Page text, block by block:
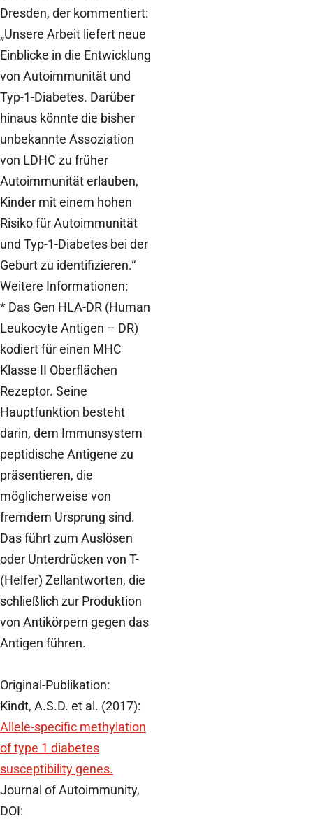
Dresden, der kommentiert:
„Unsere Arbeit liefert neue
Einblicke in die Entwicklung
von Autoimmunität und
Typ-1-Diabetes. Darüber
hinaus könnte die bisher
unbekannte Assoziation
von LDHC zu früher
Autoimmunität erlauben,
Kinder mit einem hohen
Risiko für Autoimmunität
und Typ-1-Diabetes bei der
Geburt zu identifizieren.“
Weitere Informationen:
* Das Gen HLA-DR (Human
Leukocyte Antigen – DR)
kodiert für einen MHC
Klasse II Oberflächen
Rezeptor. Seine
Hauptfunktion besteht
darin, dem Immunsystem
peptidische Antigene zu
präsentieren, die
möglicherweise von
fremdem Ursprung sind.
Das führt zum Auslösen
oder Unterdrücken von T-
(Helfer) Zellantworten, die
schließlich zur Produktion
von Antikörpern gegen das
Antigen führen.
Original-Publikation:
Kindt, A.S.D. et al. (2017):
Allele-specific methylation
of type 1 diabetes
susceptibility genes.
Journal of Autoimmunity,
DOI: